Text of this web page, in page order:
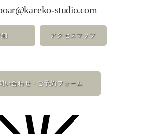
studio.com
細 アクセスマップ
い合わせ・ご予約フォーム